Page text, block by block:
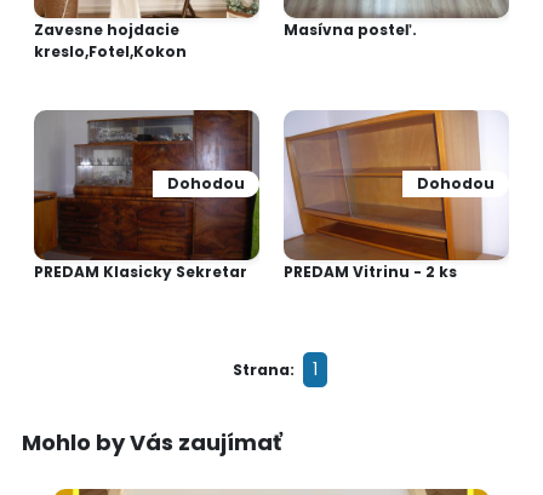
Zavesne hojdacie
kreslo,Fotel,Kokon
Masívna posteľ.
Dohodou
PREDAM Klasicky Sekretar
Dohodou
PREDAM Vitrinu - 2 ks
Strana: 1
Mohlo by Vás zaujímať